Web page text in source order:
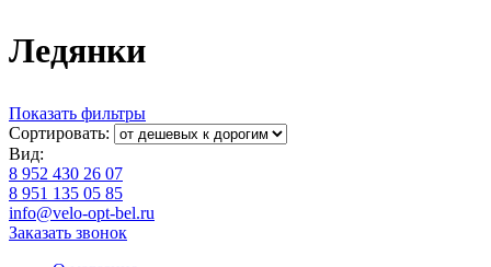
Ледянки
Показать фильтры
Сортировать:
Вид:
8 952 430 26 07
8 951 135 05 85
info@velo-opt-bel.ru
Заказать звонок